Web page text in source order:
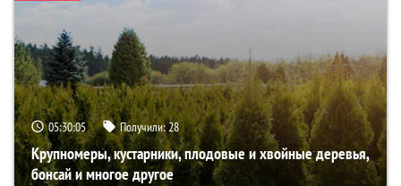
05:30:03 Получили:28
Крупномеры, кустарники, плодовые и хвойные деревья,
бонсай и многое другое